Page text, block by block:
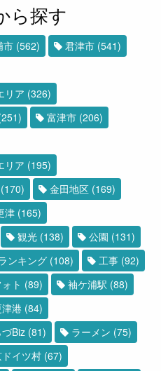
ら探す
市 (562) 君津市 (541)
リア (326)
富津市 (206)
リア (195)
(170) 金田地区 (169)
津 (165)
観光 (138) 公園 (131)
ンキング (108) 工事 (92)
ト (89) 袖ケ浦駅 (88)
港 (84)
づBiz (81) ラーメン (75)
イツ村 (67)